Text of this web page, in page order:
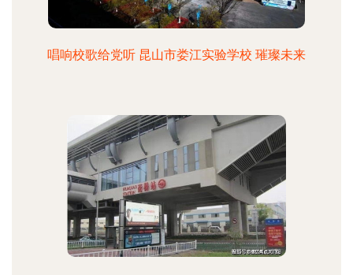
唱响校歌给党听 昆山市娄江实验学校 璀璨未来